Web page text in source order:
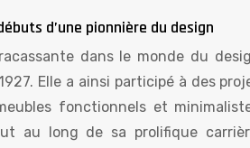
d’une pionnière du design
dans le monde du
Elle a ainsi participé à des
fonctionnels et
au long de sa prolifique